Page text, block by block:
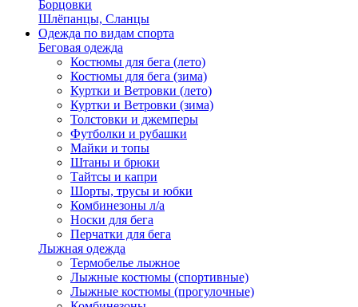
Борцовки
Шлёпанцы, Сланцы
Одежда по видам спорта
Беговая одежда
Костюмы для бега (лето)
Костюмы для бега (зима)
Куртки и Ветровки (лето)
Куртки и Ветровки (зима)
Толстовки и джемперы
Футболки и рубашки
Майки и топы
Штаны и брюки
Тайтсы и капри
Шорты, трусы и юбки
Комбинезоны л/а
Носки для бега
Перчатки для бега
Лыжная одежда
Термобелье лыжное
Лыжные костюмы (спортивные)
Лыжные костюмы (прогулочные)